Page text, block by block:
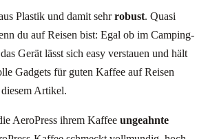
Plastik und damit sehrrobust. Quasi
du auf Reisen bist: Egal ob im Camping-
Gerät lässt sich easy verstauen und hält
Gadgets für guten Kaffee auf Reisen
Artikel.
AeroPress ihrem Kaffee ungeahnte